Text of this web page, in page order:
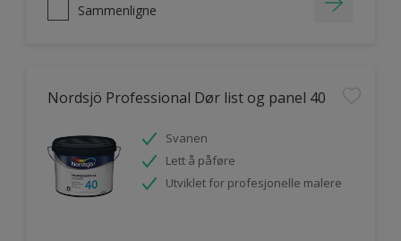
Sammenligne
Nordsjö Professional Dør list og panel 40
Svanen
Lett å påføre
Utviklet for profesjonelle malere